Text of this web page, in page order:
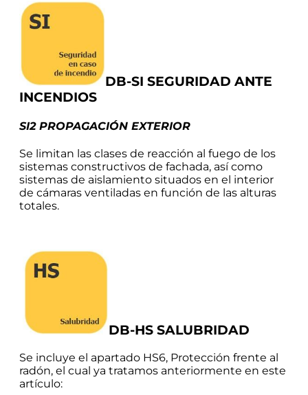
DB-SI SEGURIDAD ANTE
INCENDIOS
SI2 PROPAGACIÓN EXTERIOR
Se limitan las clases de reacción al fuego de los
sistemas constructivos de fachada, así como
sistemas de aislamiento situados en el interior
de cámaras ventiladas en función de las alturas
totales.
DB-HS SALUBRIDAD
Se incluye el apartado HS6, Protección frente al
radón, el cual ya tratamos anteriormente en este
artículo: